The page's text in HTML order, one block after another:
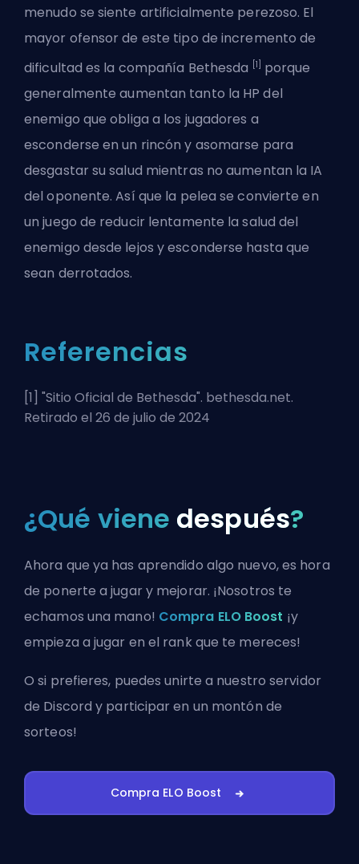
menudo se siente artificialmente perezoso. El
mayor ofensor de este tipo de incremento de
dificultad es la compañía Bethesda
[1]
porque
generalmente aumentan tanto la HP del
enemigo que obliga a los jugadores a
esconderse en un rincón y asomarse para
desgastar su salud mientras no aumentan la IA
del oponente. Así que la pelea se convierte en
un juego de reducir lentamente la salud del
enemigo desde lejos y esconderse hasta que
sean derrotados.
Referencias
[1] "Sitio Oficial de Bethesda". bethesda.net.
Retirado el 26 de julio de 2024
¿Qué viene después?
Ahora que ya has aprendido algo nuevo, es hora
de ponerte a jugar y mejorar. ¡Nosotros te
echamos una mano! Compra ELO Boost ¡y
empieza a jugar en el rank que te mereces!
O si prefieres, puedesunirte a nuestro servidor
de Discord y participar en un montón de
sorteos!
Compra ELO Boost